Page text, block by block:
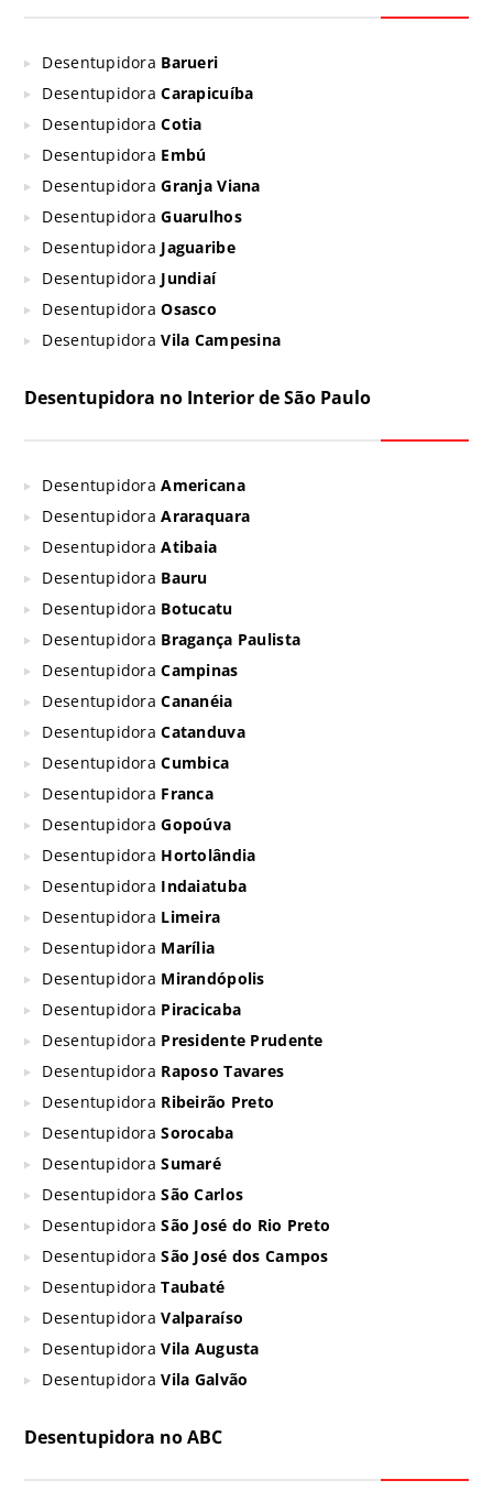
Desentupidora Barueri
DesentupidoraCarapicuíba
DesentupidoraCotia
Desentupidora Embú
DesentupidoraGranja Viana
DesentupidoraGuarulhos
Desentupidora Jaguaribe
Desentupidora Jundiaí
DesentupidoraOsasco
DesentupidoraVila Campesina
Desentupidora no Interior de São Paulo
DesentupidoraAmericana
DesentupidoraAraraquara
DesentupidoraAtibaia
Desentupidora Bauru
Desentupidora Botucatu
Desentupidora Bragança Paulista
DesentupidoraCampinas
DesentupidoraCananéia
DesentupidoraCatanduva
DesentupidoraCumbica
Desentupidora Franca
DesentupidoraGopoúva
Desentupidora Hortolândia
Desentupidora Indaiatuba
Desentupidora Limeira
Desentupidora Marília
Desentupidora Mirandópolis
Desentupidora Piracicaba
Desentupidora Presidente Prudente
Desentupidora Raposo Tavares
Desentupidora Ribeirão Preto
DesentupidoraSorocaba
DesentupidoraSumaré
DesentupidoraSão Carlos
DesentupidoraSão José do Rio Preto
DesentupidoraSão José dos Campos
DesentupidoraTaubaté
DesentupidoraValparaíso
DesentupidoraVila Augusta
DesentupidoraVila Galvão
Desentupidora no ABC